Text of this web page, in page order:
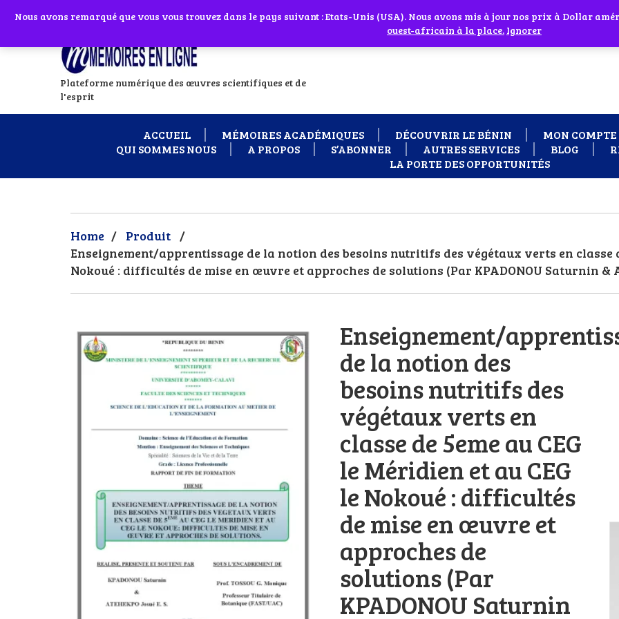
Abonnes toi à notre chaîne WhatsApp en cliquant sur l'icône en face
Plateforme numérique des œuvres scientifiques et de
l'esprit
ACCUEIL MÉMOIRES ACADÉMIQUES DÉCOUVRIR LE BÉNIN
MON COMPTE
QUI SOMMES NOUS
A PROPOS S’ABONNER AUTRES SERVICES BLOG
LA PORTE DES OPPORTUNITÉS
Home / Produit /
Enseignement/apprentissage de la notion des besoins nutritifs des végétaux verts en classe
Nokoué : difficultés de mise en œuvre et approches de solutions (Par KPADONOU Saturnin &
Enseignement/
de la notion des
besoins nutritifs des
végétaux verts en
classe de 5eme au CEG
le Méridien et au CEG
le Nokoué : difficultés
de mise en œuvre et
approches de
solutions (Par
KPADONOU Saturnin
Si vous avez besoin d'assistance Contactez-nous par WhatsApp au +229 01 95
Nous avons remarqué que vous vous trouvez dans le pays suivant : Etats-Unis (USA). Nous avons mis à jour nos prix à Dollar
ouest-africain à la place. Ignorer